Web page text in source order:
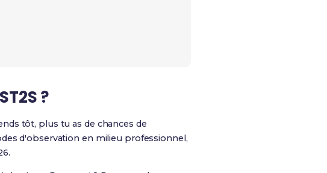
?
tôt, plus tu as de chances de
d'observation en milieu professionnel,
.